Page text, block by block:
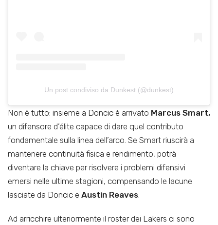
Un post condiviso da Dunkest (@dunkest)
Non è tutto: insieme a Doncic è arrivato Marcus Smart,
un difensore d’élite capace di dare quel contributo
fondamentale sulla linea dell’arco. Se Smart riuscirà a
mantenere continuità fisica e rendimento, potrà
diventare la chiave per risolvere i problemi difensivi
emersi nelle ultime stagioni, compensando le lacune
lasciate da Doncic e Austin Reaves
Ad arricchire ulteriormente il roster dei Lakers ci sono